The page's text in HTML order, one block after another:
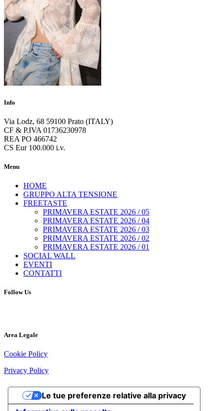
Info
Via Lodz, 68 59100 Prato (ITALY)
CF & P.IVA 01736230978
REA PO 466742
CS Eur 100.000 i.v.
Menu
HOME
GRUPPO ALTA TENSIONE
FREETASTE
PRIMAVERA ESTATE 2026 / 05
PRIMAVERA ESTATE 2026 / 04
PRIMAVERA ESTATE 2026 / 03
PRIMAVERA ESTATE 2026 / 02
PRIMAVERA ESTATE 2026 / 01
SOCIAL WALL
EVENTI
CONTATTI
Follow Us
Area Legale
Cookie Policy
Privacy Policy
Le tue preferenze relative alla privacy